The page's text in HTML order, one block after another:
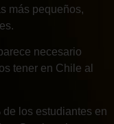
más pequeños,
necesario
tener en Chile al
de los estudiantes en